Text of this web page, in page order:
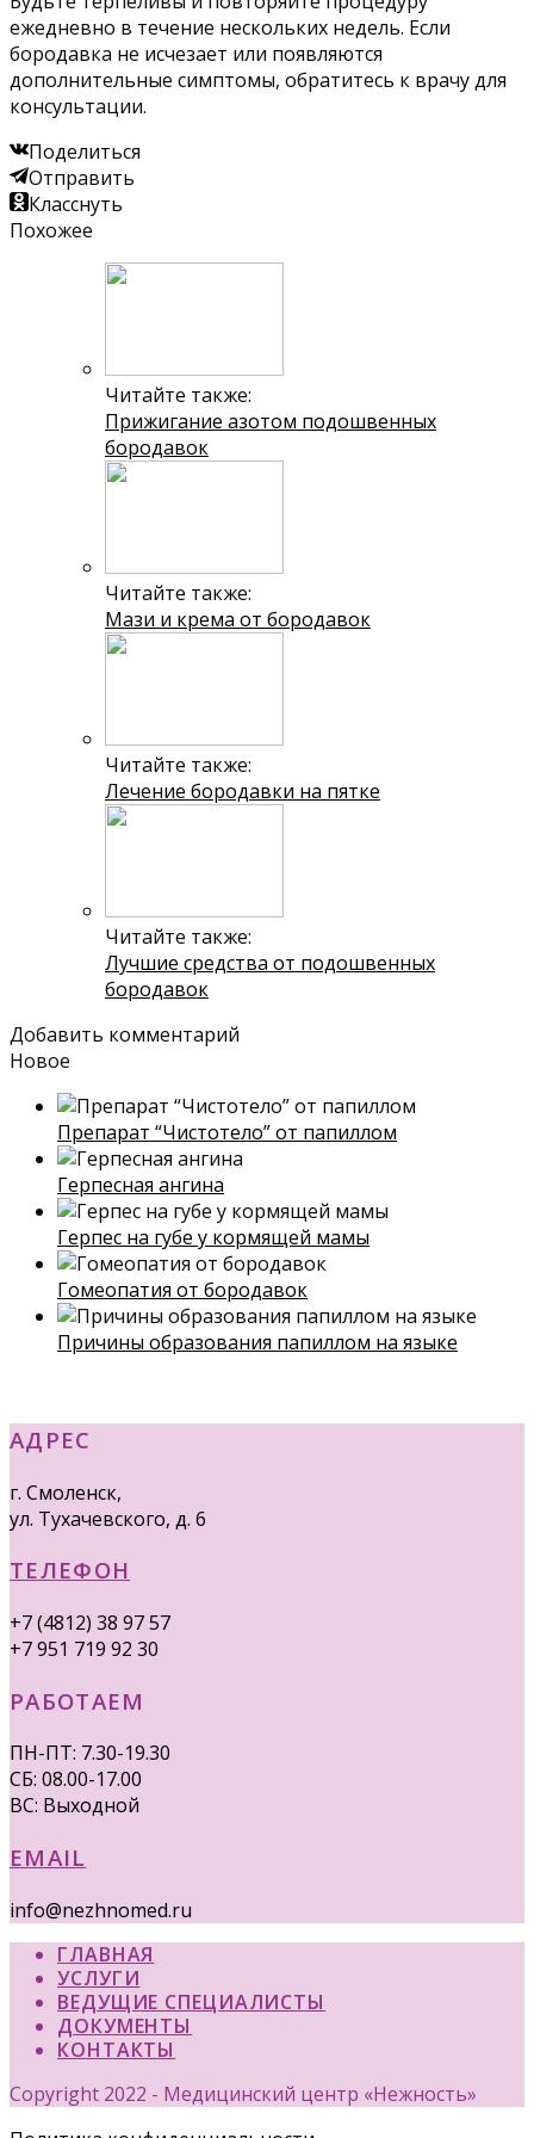
ежедневно в течение нескольких недель. Если
бородавка не исчезает или появляются
дополнительные симптомы, обратитесь к врачу для
консультации.
Поделиться
Отправить
Класснуть
Похожее
Читайте также:
Прижигание азотом подошвенных
бородавок
Читайте также:
Мази и крема от бородавок
Читайте также:
Лечение бородавки на пятке
Читайте также:
Лучшие средства от подошвенных
бородавок
Добавить комментарий
Новое
Препарат “Чистотело” от папиллом
Герпесная ангина
Герпес на губе у кормящей мамы
Гомеопатия от бородавок
Причины образования папиллом на языке
АДРЕС
г. Смоленск,
ул. Тухачевского, д. 6
ТЕЛЕФОН
+7 (4812) 38 97 57
+7 951 719 92 30
РАБОТАЕМ
ПН-ПТ: 7.30-19.30
СБ: 08.00-17.00
ВС: Выходной
EMAIL
info@nezhnomed.ru
ГЛАВНАЯ
УСЛУГИ
ВЕДУЩИЕ СПЕЦИАЛИСТЫ
ДОКУМЕНТЫ
КОНТАКТЫ
Copyright 2022 - Медицинский центр «Нежность»